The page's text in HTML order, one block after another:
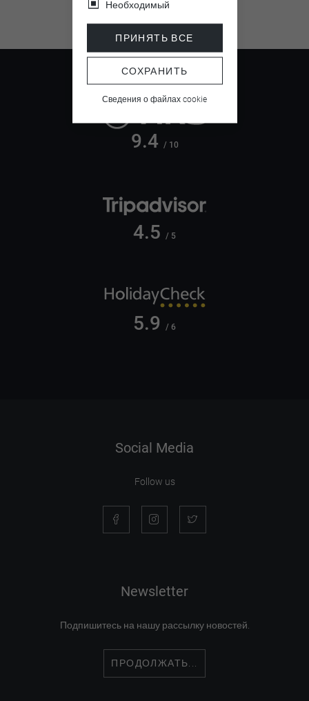
9.4 / 10
4.5 / 5
5.9 / 6
Social Media
Follow us
Newsletter
Подпишитесь на нашу рассылку новостей.
ПРОДОЛЖАТЬ...
Необходимый
ПРИНЯТЬ ВСЕ
СОХРАНИТЬ
Сведения о файлах cookie